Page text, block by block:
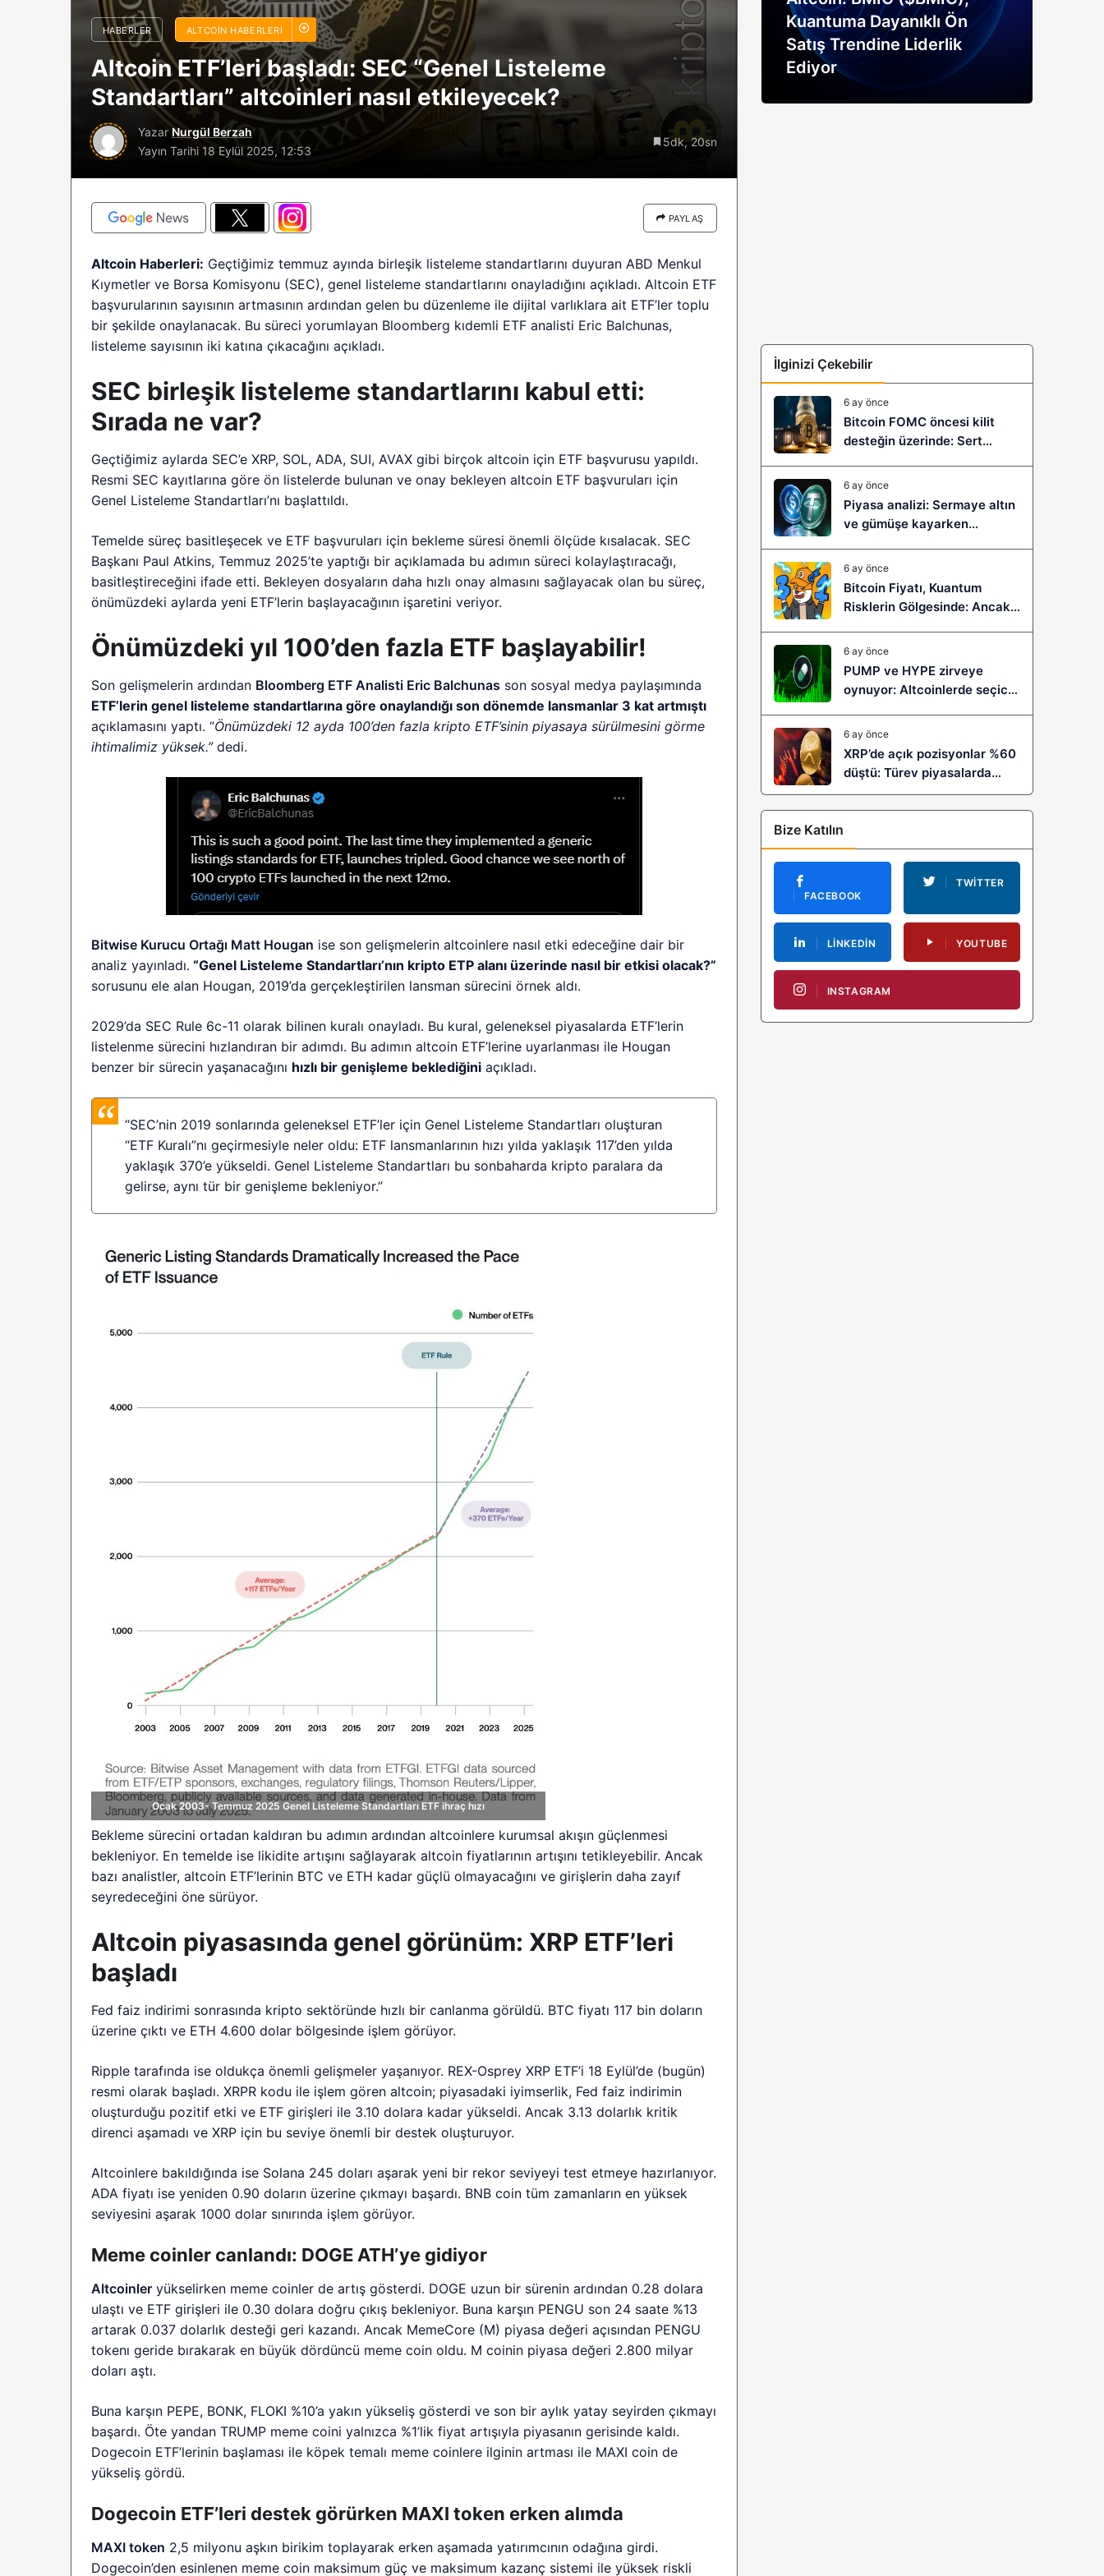
HABERLER ALTCOIN HABERLERI
Altcoin ETF’leri başladı: SEC “Genel Listeleme
Standartları” altcoinleri nasıl etkileyecek?
Yazar Nurgül Berzah
Yayın Tarihi 18 Eylül 2025, 12:53
5dk, 20sn
PAYLAŞ
Altcoin Haberleri: Geçtiğimiz temmuz ayında birleşik listeleme standartlarını duyuran ABD Menkul
Kıymetler ve Borsa Komisyonu (SEC), genel listeleme standartlarını onayladığını açıkladı. Altcoin ETF
başvurularının sayısının artmasının ardından gelen bu düzenleme ile dijital varlıklara ait ETF’ler toplu
bir şekilde onaylanacak. Bu süreci yorumlayan Bloomberg kıdemli ETF analisti Eric Balchunas,
listeleme sayısının iki katına çıkacağını açıkladı.
SEC birleşik listeleme standartlarını kabul etti:
Sırada ne var?
Geçtiğimiz aylarda SEC’e XRP, SOL, ADA, SUI, AVAX gibi birçok altcoin için ETF başvurusu yapıldı.
Resmi SEC kayıtlarına göre ön listelerde bulunan ve onay bekleyen altcoin ETF başvuruları için
Genel Listeleme Standartları’nı başlattıldı.
Temelde süreç basitleşecek ve ETF başvuruları için bekleme süresi önemli ölçüde kısalacak. SEC
Başkanı Paul Atkins, Temmuz 2025’te yaptığı bir açıklamada bu adımın süreci kolaylaştıracağı,
basitleştireceğini ifade etti. Bekleyen dosyaların daha hızlı onay almasını sağlayacak olan bu süreç,
önümüzdeki aylarda yeni ETF’lerin başlayacağının işaretini veriyor.
Önümüzdeki yıl 100’den fazla ETF başlayabilir!
Son gelişmelerin ardından Bloomberg ETF Analisti Eric Balchunas son sosyal medya paylaşımında
ETF’lerin genel listeleme standartlarına göre onaylandığı son dönemde lansmanlar 3 kat artmıştı
açıklamasını yaptı. “Önümüzdeki 12 ayda 100’den fazla kripto ETF’sinin piyasaya sürülmesini görme
ihtimalimiz yüksek.”dedi.
Bitwise Kurucu Ortağı Matt Hougan ise son gelişmelerin altcoinlere nasıl etki edeceğine dair bir
analiz yayınladı. “Genel Listeleme Standartları’nın kripto ETP alanı üzerinde nasıl bir etkisi olacak?”
sorusunu ele alan Hougan, 2019’da gerçekleştirilen lansman sürecini örnek aldı.
2029’da SEC Rule 6c-11 olarak bilinen kuralı onayladı. Bu kural, geleneksel piyasalarda ETF’lerin
listelenme sürecini hızlandıran bir adımdı. Bu adımın altcoin ETF’lerine uyarlanması ile Hougan
benzer bir sürecin yaşanacağını hızlı bir genişleme beklediğini açıkladı.
“SEC’nin 2019 sonlarında geleneksel ETF’ler için Genel Listeleme Standartları oluşturan
“ETF Kuralı”nı geçirmesiyle neler oldu: ETF lansmanlarının hızı yılda yaklaşık 117’den yılda
yaklaşık 370’e yükseldi. Genel Listeleme Standartları bu sonbaharda kripto paralara da
gelirse, aynı tür bir genişleme bekleniyor.”
Ocak 2003- Temmuz 2025 Genel Listeleme Standartları ETF ihraç hızı
Bekleme sürecini ortadan kaldıran bu adımın ardından altcoinlere kurumsal akışın güçlenmesi
bekleniyor. En temelde ise likidite artışını sağlayarak altcoin fiyatlarının artışını tetikleyebilir. Ancak
bazı analistler, altcoin ETF’lerinin BTC ve ETH kadar güçlü olmayacağını ve girişlerin daha zayıf
seyredeceğini öne sürüyor.
Altcoin piyasasında genel görünüm: XRP ETF’leri
başladı
Fed faiz indirimi sonrasında kripto sektöründe hızlı bir canlanma görüldü. BTC fiyatı 117 bin doların
üzerine çıktı ve ETH 4.600 dolar bölgesinde işlem görüyor.
Ripple tarafında ise oldukça önemli gelişmeler yaşanıyor. REX-Osprey XRP ETF’i 18 Eylül’de (bugün)
resmi olarak başladı. XRPR kodu ile işlem gören altcoin; piyasadaki iyimserlik, Fed faiz indirimin
oluşturduğu pozitif etki ve ETF girişleri ile 3.10 dolara kadar yükseldi. Ancak 3.13 dolarlık kritik
direnci aşamadı ve XRP için bu seviye önemli bir destek oluşturuyor.
Altcoinlere bakıldığında ise Solana 245 doları aşarak yeni bir rekor seviyeyi test etmeye hazırlanıyor.
ADA fiyatı ise yeniden 0.90 doların üzerine çıkmayı başardı. BNB coin tüm zamanların en yüksek
seviyesini aşarak 1000 dolar sınırında işlem görüyor.
Meme coinler canlandı: DOGE ATH’ye gidiyor
Altcoinler yükselirken meme coinler de artış gösterdi. DOGE uzun bir sürenin ardından 0.28 dolara
ulaştı ve ETF girişleri ile 0.30 dolara doğru çıkış bekleniyor. Buna karşın PENGU son 24 saate %13
artarak 0.037 dolarlık desteği geri kazandı. Ancak MemeCore (M) piyasa değeri açısından PENGU
tokenı geride bırakarak en büyük dördüncü meme coin oldu. M coinin piyasa değeri 2.800 milyar
doları aştı.
Buna karşın PEPE, BONK, FLOKI %10’a yakın yükseliş gösterdi ve son bir aylık yatay seyirden çıkmayı
başardı. Öte yandan TRUMP meme coini yalnızca %1’lik fiyat artışıyla piyasanın gerisinde kaldı.
Dogecoin ETF’lerinin başlaması ile köpek temalı meme coinlere ilginin artması ile MAXI coin de
yükseliş gördü.
Dogecoin ETF’leri destek görürken MAXI token erken alımda
MAXI token 2,5 milyonu aşkın birikim toplayarak erken aşamada yatırımcının odağına girdi.
Dogecoin’den esinlenen meme coin maksimum güç ve maksimum kazanç sistemi ile yüksek riskli
sürüyor: Analistlere göre
2026 BTC çöküşü neden
sınırlı kalabilir?
Riski: Uzun Vadeli HYPER
Boğaları 31,1 Milyon Dolarlık
Birikim Yapıyor
Kuantuma Dayanıklı Ön
Satış Trendine Liderlik
Ediyor
İlginizi Çekebilir
6 ay önce
Bitcoin FOMC öncesi kilit
desteğin üzerinde: Sert
geliyor?
6 ay önce
Piyasa analizi: Sermaye altın
ve gümüşe kayarken
6 ay önce
Bitcoin Fiyatı, Kuantum
Risklerin Gölgesinde: Ancak
Sıçramaya Yaşayabilir!
6 ay önce
PUMP ve HYPE zirveye
oynuyor: Altcoinlerde seçici
6 ay önce
XRP’de açık pozisyonlar %60
düştü: Türev piyasalarda
kaldıraç temizliği yeni bir
trendin habercisi mi?
Bize Katılın
FACEBOOK
TWITTER
LINKEDIN YOUTUBE
INSTAGRAM